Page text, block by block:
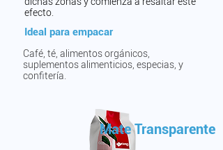
efecto.
Ideal para empacar
Café, té, alimentos orgánicos,
suplementos alimenticios, especias, y
confitería.
Mate Transparente